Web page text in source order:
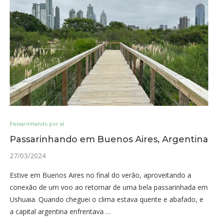
Passarinhando por aí
Passarinhando em Buenos Aires, Argentina
27/03/2024
Estive em Buenos Aires no final do verão, aproveitando a
conexão de um voo ao retornar de uma bela passarinhada em
Ushuaia. Quando cheguei o clima estava quente e abafado, e
a capital argentina enfrentava …